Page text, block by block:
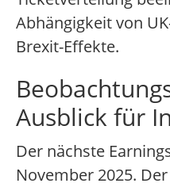
Abhängigkeit von
Brexit-Effekte.
Ausblick für
Der nächste
November 2025.